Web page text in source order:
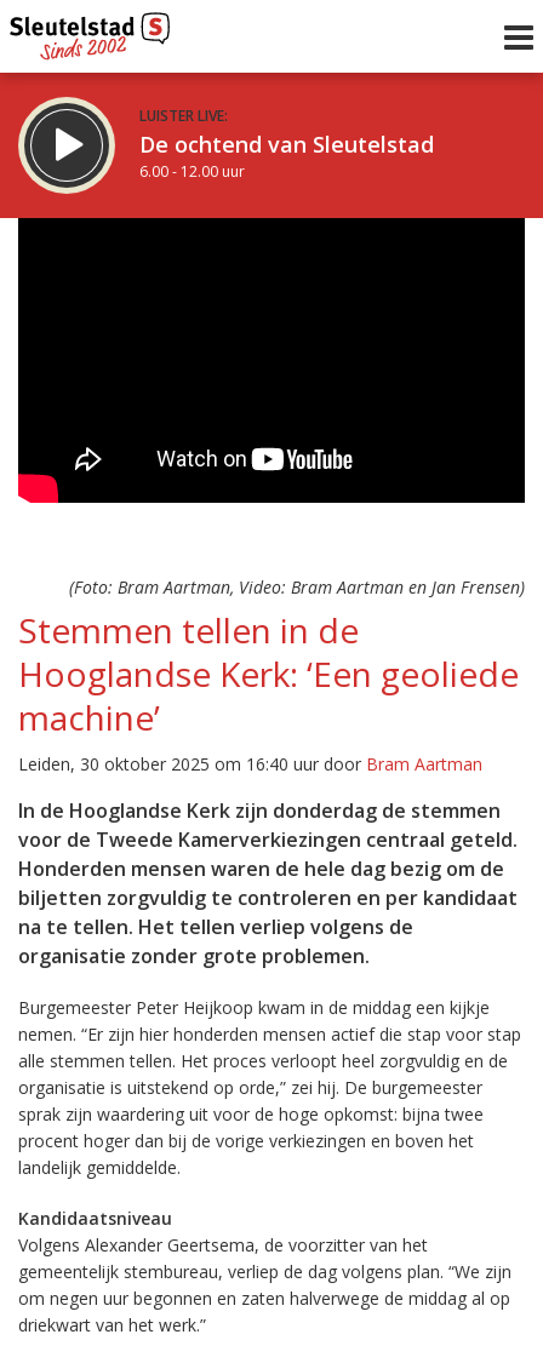
LUISTER LIVE:
De ochtend van Sleutelstad
6.00 - 12.00 uur
(Foto: Bram Aartman, Video: Bram Aartman en Jan Frensen)
Stemmen tellen in de
Hooglandse Kerk: ‘Een geoliede
machine’
Leiden, 30 oktober 2025 om 16:40 uur door Bram Aartman
In de Hooglandse Kerk zijn donderdag de stemmen
voor de Tweede Kamerverkiezingen centraal geteld.
Honderden mensen waren de hele dag bezig om de
biljetten zorgvuldig te controleren en per kandidaat
na te tellen. Het tellen verliep volgens de
organisatie zonder grote problemen.
Burgemeester Peter Heijkoop kwam in de middag een kijkje
nemen. “Er zijn hier honderden mensen actief die stap voor stap
alle stemmen tellen. Het proces verloopt heel zorgvuldig en de
organisatie is uitstekend op orde,” zei hij. De burgemeester
sprak zijn waardering uit voor de hoge opkomst: bijna twee
procent hoger dan bij de vorige verkiezingen en boven het
landelijk gemiddelde.
Kandidaatsniveau
Volgens Alexander Geertsema, de voorzitter van het
gemeentelijk stembureau, verliep de dag volgens plan. “We zijn
om negen uur begonnen en zaten halverwege de middag al op
driekwart van het werk.”